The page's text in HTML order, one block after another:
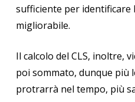
sufficiente per identificare
migliorabile.
Il calcolo del CLS, inoltre,
poi sommato, dunque più
protrarrà nel tempo, più